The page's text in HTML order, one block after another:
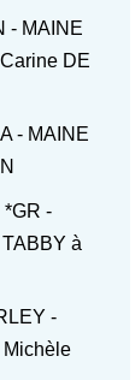
- MAINE
DE
- MAINE
-
à
-
Michèle